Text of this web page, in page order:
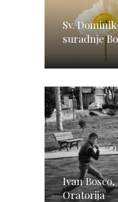
Sv.
suradnje
Ivan
Oratorija